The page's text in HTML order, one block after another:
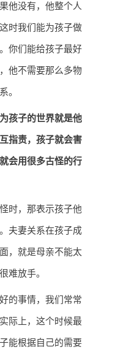
他没有，他整个人
时我们能为孩子做
你们能给孩子最好
他不需要那么多物
。
孩子的世界就是他
指责，孩子就会害
会用很多古怪的行
时，那表示孩子他
夫妻关系在孩子成
，就是母亲不能太
难放手。
的事情，我们常常
际上，这个时候最
能根据自己的需要